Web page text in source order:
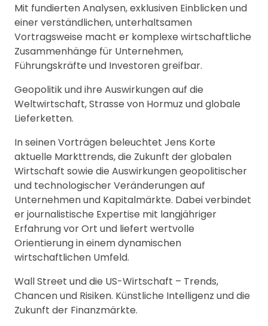
Mit fundierten Analysen, exklusiven Einblicken und
einer verständlichen, unterhaltsamen
Vortragsweise macht er komplexe wirtschaftliche
Zusammenhänge für Unternehmen,
Führungskräfte und Investoren greifbar.
Geopolitik und ihre Auswirkungen auf die
Weltwirtschaft, Strasse von Hormuz und globale
Lieferketten.
In seinen Vorträgen beleuchtet Jens Korte
aktuelle Markttrends, die Zukunft der globalen
Wirtschaft sowie die Auswirkungen geopolitischer
und technologischer Veränderungen auf
Unternehmen und Kapitalmärkte. Dabei verbindet
er journalistische Expertise mit langjähriger
Erfahrung vor Ort und liefert wertvolle
Orientierung in einem dynamischen
wirtschaftlichen Umfeld.
Wall Street und die US-Wirtschaft – Trends,
Chancen und Risiken. Künstliche Intelligenz und die
Zukunft der Finanzmärkte.